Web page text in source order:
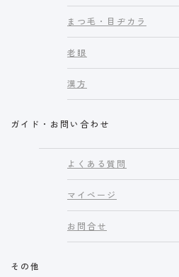
まつ毛・目ヂカラ
老眼
漢方
ガイド・お問い合わせ
よくある質問
マイページ
お問合せ
その他